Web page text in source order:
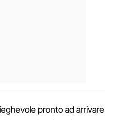
pronto ad arrivare